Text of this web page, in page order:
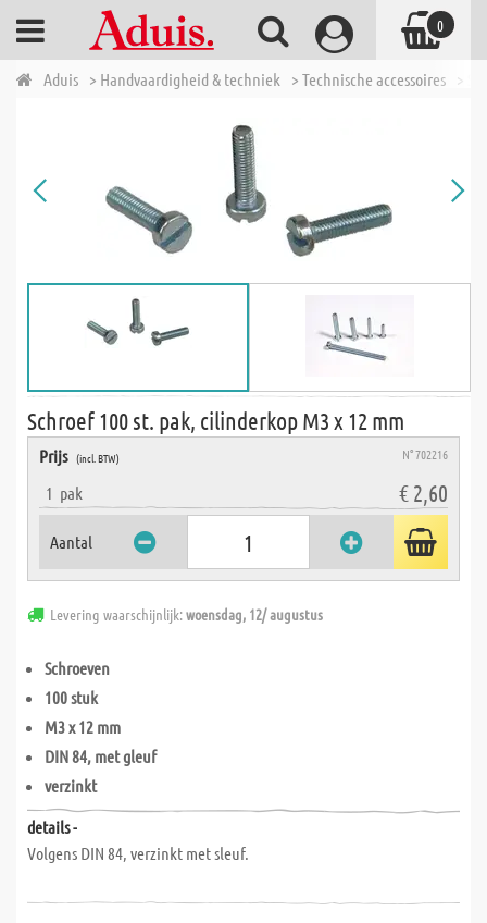
Aduis > Handvaardigheid & techniek > Technische accessoires >
Schroef 100 st. pak, cilinderkop M3 x 12 mm
Prijs (incl. BTW) N° 702216
1 pak € 2,60
Aantal
Levering waarschijnlijk:woensdag, 12/ augustus
Schroeven
100 stuk
M3 x 12 mm
DIN 84, met gleuf
verzinkt
details -
Volgens DIN 84, verzinkt met sleuf.
0